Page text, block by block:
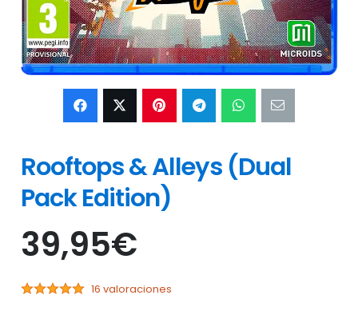
Rooftops & Alleys (Dual
Pack Edition)
39,95€
16 valoraciones